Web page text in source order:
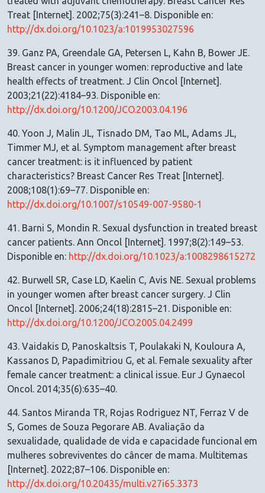
Treat [Internet]. 2002;75(3):241–8. Disponible en:
http://dx.doi.org/10.1023/a:1019953027596
39. Ganz PA, Greendale GA, Petersen L, Kahn B, Bower JE.
Breast cancer in younger women: reproductive and late
health effects of treatment. J Clin Oncol [Internet].
2003;21(22):4184–93. Disponible en:
http://dx.doi.org/10.1200/JCO.2003.04.196
40. Yoon J, Malin JL, Tisnado DM, Tao ML, Adams JL,
Timmer MJ, et al. Symptom management after breast
cancer treatment: is it influenced by patient
characteristics? Breast Cancer Res Treat [Internet].
2008;108(1):69–77. Disponible en:
http://dx.doi.org/10.1007/s10549-007-9580-1
41. Barni S, Mondin R. Sexual dysfunction in treated breast
cancer patients. Ann Oncol [Internet]. 1997;8(2):149–53.
Disponible en: http://dx.doi.org/10.1023/a:1008298615272
42. Burwell SR, Case LD, Kaelin C, Avis NE. Sexual problems
in younger women after breast cancer surgery. J Clin
Oncol [Internet]. 2006;24(18):2815–21. Disponible en:
http://dx.doi.org/10.1200/JCO.2005.04.2499
43. Vaidakis D, Panoskaltsis T, Poulakaki N, Kouloura A,
Kassanos D, Papadimitriou G, et al. Female sexuality after
female cancer treatment: a clinical issue. Eur J Gynaecol
Oncol. 2014;35(6):635–40.
44. Santos Miranda TR, Rojas Rodriguez NT, Ferraz V de
S, Gomes de Souza Pegorare AB. Avaliação da
sexualidade, qualidade de vida e capacidade funcional em
mulheres sobreviventes do câncer de mama. Multitemas
[Internet]. 2022;87–106. Disponible en:
http://dx.doi.org/10.20435/multi.v27i65.3373